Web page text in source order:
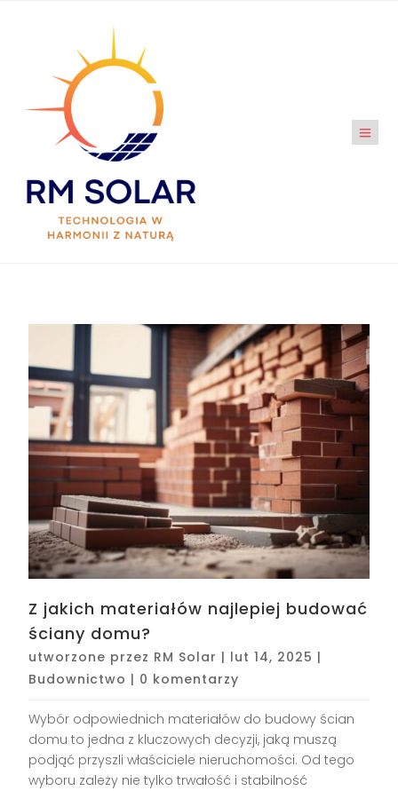
Z jakich materiałów najlepiej budować
ściany domu?
utworzone przez RM Solar | lut 14, 2025 |
Budownictwo | 0 komentarzy
Wybór odpowiednich materiałów do budowy ścian
domu to jedna z kluczowych decyzji, jaką muszą
podjąć przyszli właściciele nieruchomości. Od tego
wyboru zależy nie tylko trwałość i stabilność